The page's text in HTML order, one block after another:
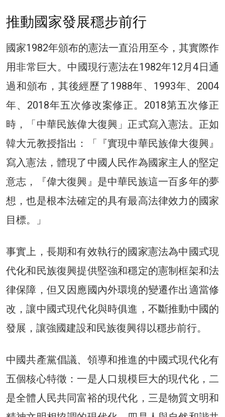
推動國家發展穩步前行
國家1982年頒布的憲法一直沿用至今，其實際作
用非常巨大。中國現行憲法在1982年12月4日通
過和頒布，其後經歷了1988年、1993年、2004
年、2018年五次修改案修正。2018第五次修正
時，「中華民族偉大復興」正式寫入憲法。正如
韓大元教授指出：「『實現中華民族偉大復興』
寫入憲法，體現了中國人民作為國家主人的堅定
意志，『偉大復興』是中華民族這一百多年的夢
想，也是根本法確定的具有最高法律效力的國家
目標。」
事實上，長期和有效執行的國家憲法為中國式現
代化和民族復興提供堅強和穩定的憲制框架和法
律保障，但又因應國內外環境的變遷作出適當修
改，讓中國式現代化與時俱進，不斷推動中國的
發展，讓強國建設和民族復興得以穩步前行。
中國共產黨倡議、領導和推進的中國式現代化有
五個核心特徵：一是人口規模巨大的現代化，二
是全體人民共同富裕的現代化，三是物質文明和